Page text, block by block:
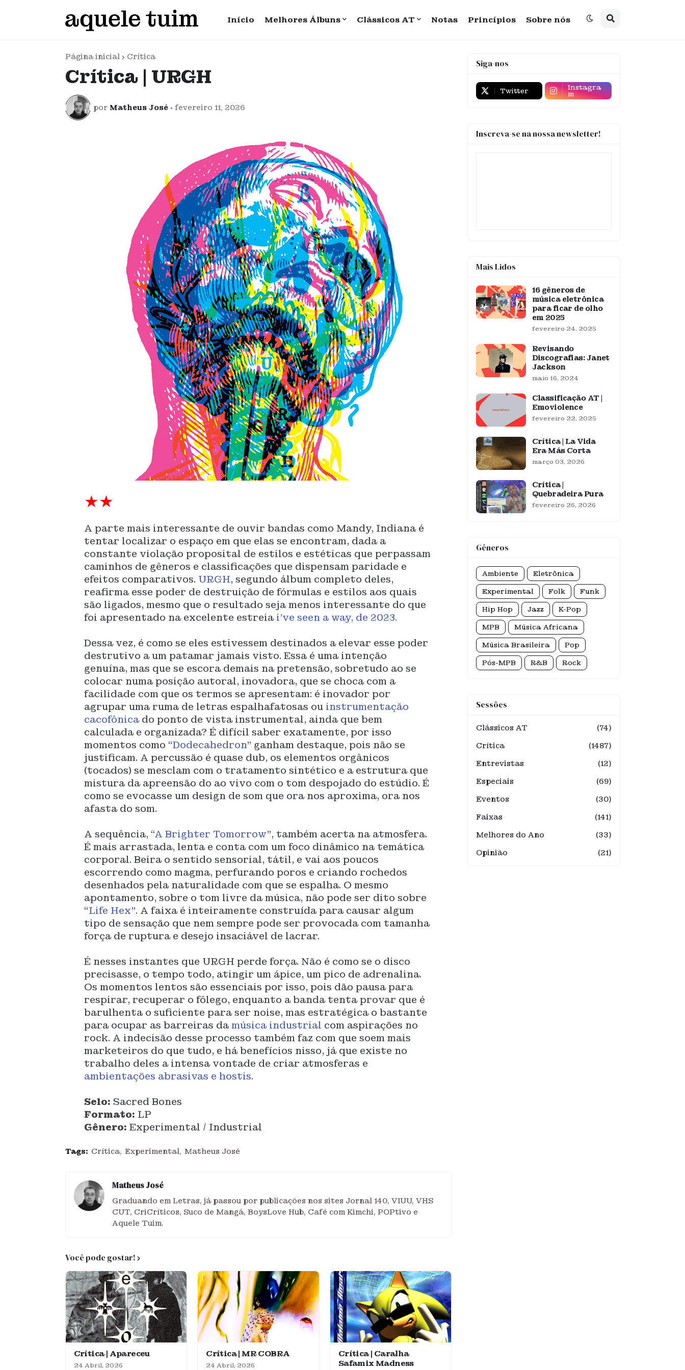
Início Melhores Álbuns Clássicos AT Notas Princípios Sobre nós
Página inicial Crítica
Crítica | URGH
por Matheus José • fevereiro 11, 2026
★★
A parte mais interessante de ouvir bandas como Mandy, Indiana é
tentar localizar o espaço em que elas se encontram, dada a
constante violação proposital de estilos e estéticas que perpassam
caminhos de gêneros e classificações que dispensam paridade e
efeitos comparativos. URGH, segundo álbum completo deles,
reafirma esse poder de destruição de fórmulas e estilos aos quais
são ligados, mesmo que o resultado seja menos interessante do que
foi apresentado na excelente estreia i've seen a way, de 2023.
Dessa vez, é como se eles estivessem destinados a elevar esse poder
destrutivo a um patamar jamais visto. Essa é uma intenção
genuína, mas que se escora demais na pretensão, sobretudo ao se
colocar numa posição autoral, inovadora, que se choca com a
facilidade com que os termos se apresentam: é inovador por
agrupar uma ruma de letras espalhafatosas ou instrumentação
cacofônica do ponto de vista instrumental, ainda que bem
calculada e organizada? É difícil saber exatamente, por isso
momentos como “Dodecahedron” ganham destaque, pois não se
justificam. A percussão é quase dub, os elementos orgânicos
(tocados) se mesclam com o tratamento sintético e a estrutura que
mistura da apreensão do ao vivo com o tom despojado do estúdio. É
como se evocasse um design de som que ora nos aproxima, ora nos
afasta do som.
A sequência, “A Brighter Tomorrow”, também acerta na atmosfera.
É mais arrastada, lenta e conta com um foco dinâmico na temática
corporal. Beira o sentido sensorial, tátil, e vai aos poucos
escorrendo como magma, perfurando poros e criando rochedos
desenhados pela naturalidade com que se espalha. O mesmo
apontamento, sobre o tom livre da música, não pode ser dito sobre
“Life Hex”. A faixa é inteiramente construída para causar algum
tipo de sensação que nem sempre pode ser provocada com tamanha
força de ruptura e desejo insaciável de lacrar.
É nesses instantes que URGH perde força. Não é como se o disco
precisasse, o tempo todo, atingir um ápice, um pico de adrenalina.
Os momentos lentos são essenciais por isso, pois dão pausa para
respirar, recuperar o fôlego, enquanto a banda tenta provar que é
barulhenta o suficiente para ser noise, mas estratégica o bastante
para ocupar as barreiras damúsica industrial com aspirações no
rock. A indecisão desse processo também faz com que soem mais
marketeiros do que tudo, e há benefícios nisso, já que existe no
trabalho deles a intensa vontade de criar atmosferas e
ambientações abrasivas e hostis.
Selo: Sacred Bones
Formato: LP
Gênero:Experimental / Industrial
Tags: Crítica Experimental Matheus José
Matheus José
Graduando em Letras, já passou por publicações nos sites Jornal 140, VIUU, VHS
CUT, CriCríticos, Suco de Mangá, BoysLove Hub, Café com Kimchi, POPtivo e
Aquele Tuim.
Você pode gostar!
Crítica | Apareceu
24 Abril, 2026
Crítica | MR COBRA
24 Abril, 2026
Crítica | Caralha
Safamix Madness
Siga-nos
Twitter Instagra
m
Inscreva-se na nossa newsletter!
Mais Lidos
16 gêneros de
música eletrônica
para ficar de olho
em 2025
fevereiro 24, 2025
Revisando
Discografias: Janet
Jackson
maio 16, 2024
Classificação AT |
Emoviolence
fevereiro 22, 2025
Crítica | La Vida
Era Más Corta
março 03, 2026
Crítica |
Quebradeira Pura
fevereiro 26, 2026
Gêneros
Ambiente Eletrônica
Experimental Folk Funk
Hip Hop Jazz K-Pop
MPB Música Africana
Música Brasileira Pop
Pós-MPB R&B Rock
Sessões
Clássicos AT
(74)
Crítica
(1487)
Entrevistas
(12)
Especiais
(69)
Eventos
(30)
Faixas
(141)
Melhores do Ano
(33)
Opinião
(21)